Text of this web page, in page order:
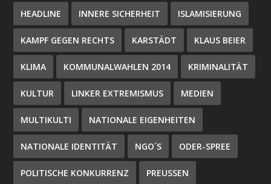
HEADLINE INNERE SICHERHEIT ISLAMISIERUNG
KAMPF GEGEN RECHTS KARSTÄDT KLAUS BEIER
KLIMA KOMMUNALWAHLEN 2014 KRIMINALITÄT
KULTUR LINKER EXTREMISMUS MEDIEN
MULTIKULTI NATIONALE EIGENHEITEN
NATIONALE IDENTITÄT NGO´S ODER-SPREE
POLITISCHE KONKURRENZ PREUSSEN